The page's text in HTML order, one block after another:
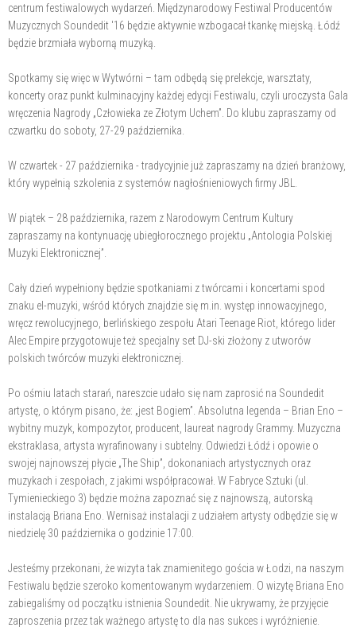
centrum festiwalowych wydarzeń. Międzynarodowy Festiwal Producentów
Muzycznych Soundedit '16 będzie aktywnie wzbogacał tkankę miejską. Łódź
będzie brzmiała wyborną muzyką.
Spotkamy się więc w Wytwórni – tam odbędą się prelekcje, warsztaty,
koncerty oraz punkt kulminacyjny każdej edycji Festiwalu, czyli uroczysta Gala
wręczenia Nagrody „Człowieka ze Złotym Uchem”. Do klubu zapraszamy od
czwartku do soboty, 27-29 października.
W czwartek - 27 października - tradycyjnie już zapraszamy na dzień branżowy,
który wypełnią szkolenia z systemów nagłośnieniowych firmy JBL.
W piątek – 28 października, razem z Narodowym Centrum Kultury
zapraszamy na kontynuację ubiegłorocznego projektu „Antologia Polskiej
Muzyki Elektronicznej”.
Cały dzień wypełniony będzie spotkaniami z twórcami i koncertami spod
znaku el-muzyki, wśród których znajdzie się m.in. występ innowacyjnego,
wręcz rewolucyjnego, berlińskiego zespołu Atari Teenage Riot, którego lider
Alec Empire przygotowuje też specjalny set DJ-ski złożony z utworów
polskich twórców muzyki elektronicznej.
Po ośmiu latach starań, nareszcie udało się nam zaprosić na Soundedit
artystę, o którym pisano, że: „jest Bogiem”. Absolutna legenda – Brian Eno –
wybitny muzyk, kompozytor, producent, laureat nagrody Grammy. Muzyczna
ekstraklasa, artysta wyrafinowany i subtelny. Odwiedzi Łódź i opowie o
swojej najnowszej płycie „The Ship”, dokonaniach artystycznych oraz
muzykach i zespołach, z jakimi współpracował. W Fabryce Sztuki (ul.
Tymienieckiego 3) będzie można zapoznać się z najnowszą, autorską
instalacją Briana Eno. Wernisaż instalacji z udziałem artysty odbędzie się w
niedzielę 30 października o godzinie 17:00.
Jesteśmy przekonani, że wizyta tak znamienitego gościa w Łodzi, na naszym
Festiwalu będzie szeroko komentowanym wydarzeniem. O wizytę Briana Eno
zabiegaliśmy od początku istnienia Soundedit. Nie ukrywamy, że przyjęcie
zaproszenia przez tak ważnego artystę to dla nas sukces i wyróżnienie.